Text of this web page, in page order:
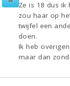
Ze is 18 dus ik
zou haar op
twijfel een
doen.
Ik heb
maar dan